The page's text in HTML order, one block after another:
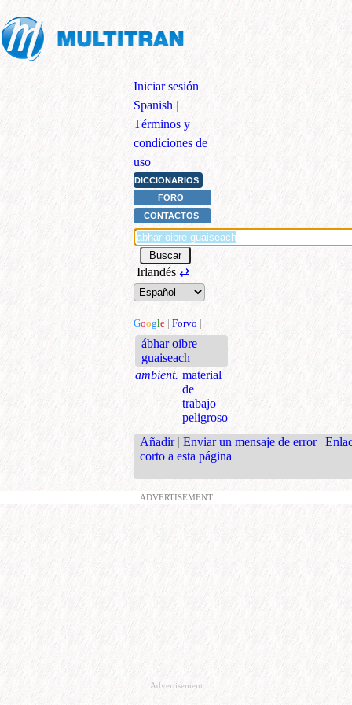
Iniciar sesión |
Spanish |
Términos y
condiciones de
uso
DICCIONARIOS
FORO
CONTACTOS
Irlandés ⇄
+
Google | Forvo | +
ábhar oibre
guaiseach
ambient. material
de
trabajo
peligroso
Añadir | Enviar un mensaje de error |
corto a esta página
ADVERTISEMENT
Advertisement